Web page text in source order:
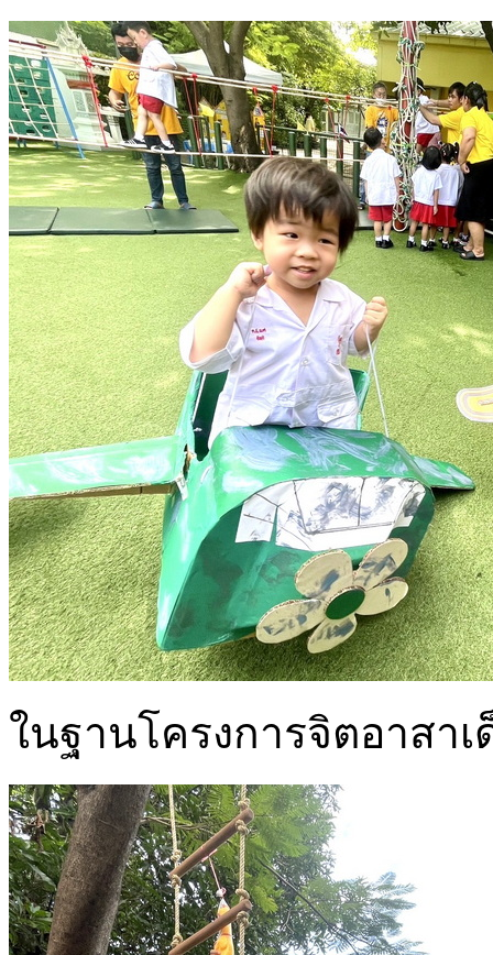
ในฐานโครงการจิตอาสา